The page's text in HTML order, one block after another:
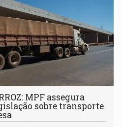
MPF assegura
sobre transporte